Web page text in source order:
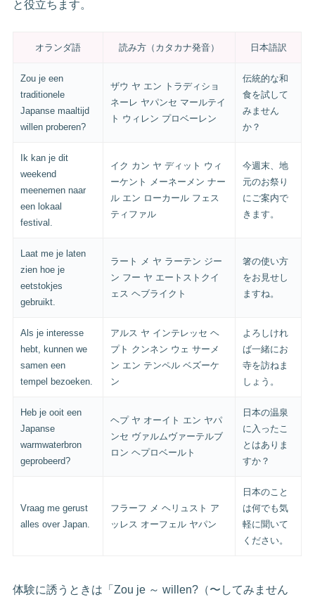
と役立ちます。
オランダ語 読み方（カタカナ発音） 日本語訳
Zou je een
traditionele
Japanse maaltijd
willen proberen?
ザウ ヤ エン トラディショ
ネーレ ヤパンセ マールテイ
ト ウィレン プロベーレン
伝統的な和
食を試して
みません
か？
Ik kan je dit
weekend
meenemen naar
een lokaal
festival.
イク カン ヤ ディット ウィ
ーケント メーネーメン ナー
ル エン ローカール フェス
ティファル
今週末、地
元のお祭り
にご案内で
きます。
Laat me je laten
zien hoe je
eetstokjes
gebruikt.
ラート メ ヤ ラーテン ジー
ン フー ヤ エートストクイ
ェス ヘブライクト
箸の使い方
をお見せし
ますね。
Als je interesse
hebt, kunnen we
samen een
tempel bezoeken.
アルス ヤ インテレッセ ヘ
プト クンネン ウェ サーメ
ン エン テンペル ベズーケ
ン
よろしけれ
ば一緒にお
寺を訪ねま
しょう。
Heb je ooit een
Japanse
warmwaterbron
geprobeerd?
ヘプ ヤ オーイト エン ヤパ
ンセ ヴァルムヴァーテルブ
ロン ヘプロベールト
日本の温泉
に入ったこ
とはありま
すか？
Vraag me gerust
alles over Japan.
フラーフ メ ヘリュスト ア
ッレス オーフェル ヤパン
日本のこと
は何でも気
軽に聞いて
ください。
体験に誘うときは「Zou je ～ willen?（〜してみません